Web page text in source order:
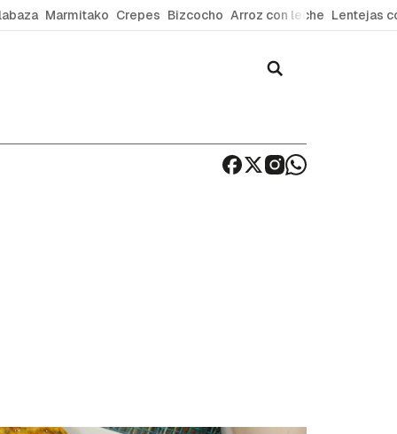
Marmitako Crepes Bizcocho Arroz con leche Lentejas